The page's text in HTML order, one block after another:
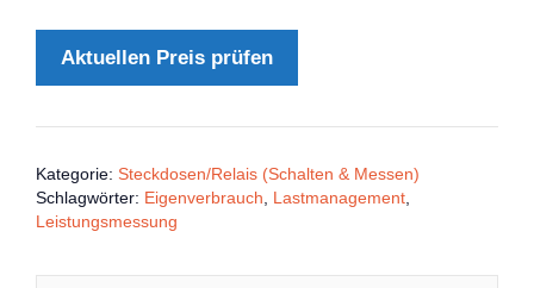
Aktuellen Preis prüfen
Kategorie: Steckdosen/Relais (Schalten & Messen)
Schlagwörter: Eigenverbrauch Lastmanagement
Leistungsmessung